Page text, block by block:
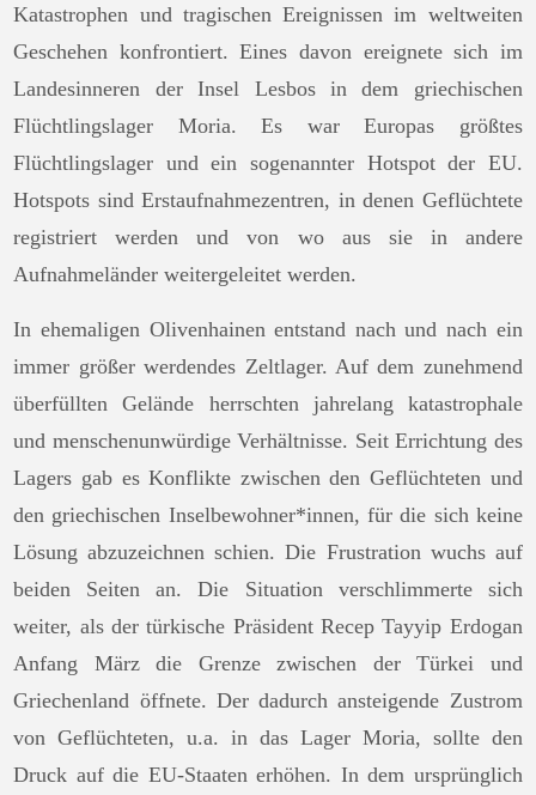
Katastrophen und tragischen Ereignissen im weltweiten
Geschehen konfrontiert. Eines davon ereignete sich im
Landesinneren der Insel Lesbos in dem griechischen
Flüchtlingslager Moria. Es war Europas größtes
Flüchtlingslager und ein sogenannter Hotspot der EU.
Hotspots sind Erstaufnahmezentren, in denen Geflüchtete
registriert werden und von wo aus sie in andere
Aufnahmeländer weitergeleitet werden.
In ehemaligen Olivenhainen entstand nach und nach ein
immer größer werdendes Zeltlager. Auf dem zunehmend
überfüllten Gelände herrschten jahrelang katastrophale
und menschenunwürdige Verhältnisse. Seit Errichtung des
Lagers gab es Konflikte zwischen den Geflüchteten und
den griechischen Inselbewohner*innen, für die sich keine
Lösung abzuzeichnen schien. Die Frustration wuchs auf
beiden Seiten an. Die Situation verschlimmerte sich
weiter, als der türkische Präsident Recep Tayyip Erdogan
Anfang März die Grenze zwischen der Türkei und
Griechenland öffnete. Der dadurch ansteigende Zustrom
von Geflüchteten, u.a. in das Lager Moria, sollte den
Druck auf die EU-Staaten erhöhen. In dem ursprünglich